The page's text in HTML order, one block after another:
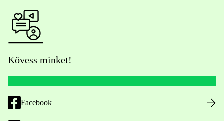
Kövess minket!
Facebook